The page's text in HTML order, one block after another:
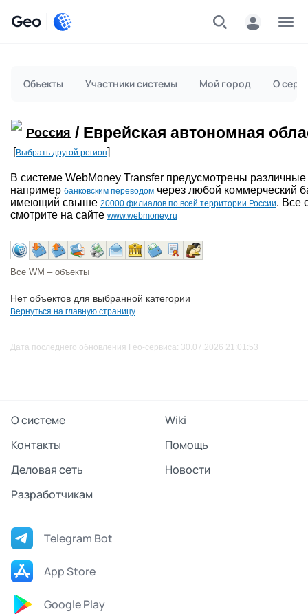
Geo
Объекты Участники системы Мой город О
Россия / Еврейская автономная
[Выбрать другой регион]
В системе WebMoney Transfer предусмотрены
например банковским переводом через любой коммерческий
имеющий свыше 20000 филиалов по всей территории России. Все
смотрите на сайте www.webmoney.ru
Все WM – объекты
Нет объектов для выбранной категории
Вернуться на главную страницу
Дата последнего обновления Гео-сервиса: 30.07.2026 21:01:53
О системе
Wiki
Контакты
Помощь
Деловая сеть
Новости
Разработчикам
Telegram Bot
App Store
Google Play